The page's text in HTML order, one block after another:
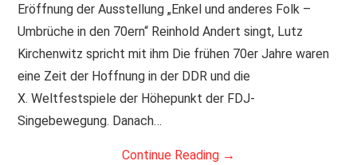
Eröffnung der Ausstellung „Enkel und anderes Folk –
Umbrüche in den 70ern“ Reinhold Andert singt, Lutz
Kirchenwitz spricht mit ihm Die frühen 70er Jahre waren
eine Zeit der Hoffnung in der DDR und die
X. Weltfestspiele der Höhepunkt der FDJ-
Singebewegung. Danach…
Continue Reading →